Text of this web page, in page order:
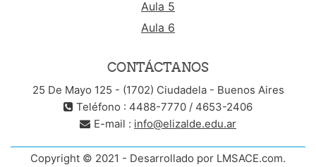
Aula 5
Aula 6
CONTÁCTANOS
25 De Mayo 125 - (1702) Ciudadela - Buenos Aires
Teléfono : 4488-7770 / 4653-2406
E-mail : info@elizalde.edu.ar
Copyright © 2021 - Desarrollado por LMSACE.com.